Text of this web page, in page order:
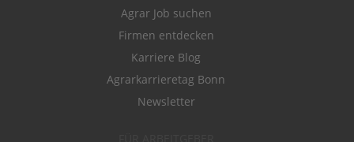
Agrar Job suchen
Firmen entdecken
Karriere Blog
Agrarkarrieretag Bonn
Newsletter